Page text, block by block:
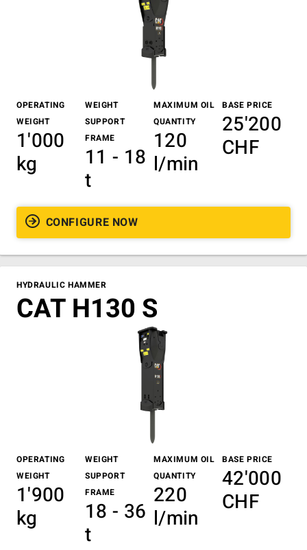
OPERATING
WEIGHT
1'000
kg
WEIGHT
SUPPORT
FRAME
11 - 18
t
MAXIMUM OIL
QUANTITY
120
l/min
BASE PRICE
25'200
CHF
CONFIGURE NOW
HYDRAULIC HAMMER
CAT H130 S
OPERATING
WEIGHT
1'900
kg
WEIGHT
SUPPORT
FRAME
18 - 36
t
MAXIMUM OIL
QUANTITY
220
l/min
BASE PRICE
42'000
CHF